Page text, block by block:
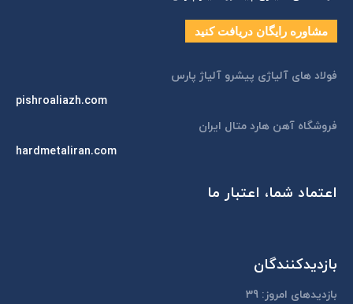
in
new
مشاوره رایگان دریافت کنید
فولاد های آلیاژی پیشرو آلیاژ پارس
pishroaliazh.com
فروشگاه آهن هارد متال ایران
hardmetaliran.com
اعتماد شما، اعتبار ما
بازدیدکنندگان
بازدیدهای امروز: 39